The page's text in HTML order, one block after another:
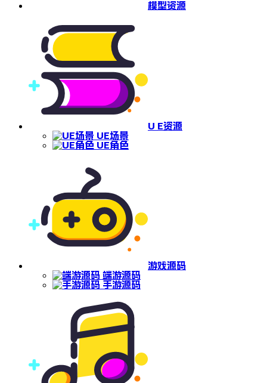
模型资源
U E资源
UE场景
UE角色
游戏源码
端游源码
手游源码